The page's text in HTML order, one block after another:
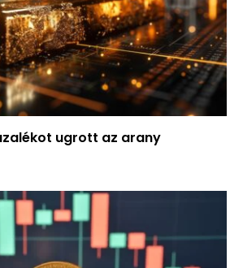
ugrott az arany